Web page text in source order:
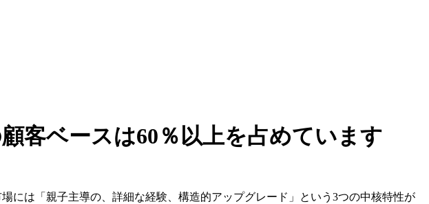
客ベースは60％以上を占めています
場には「親子主導の、詳細な経験、構造的アップグレード」という3つの中核特性が